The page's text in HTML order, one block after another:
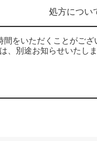
処方につい
をいただくことがご
、別途お知らせいたし